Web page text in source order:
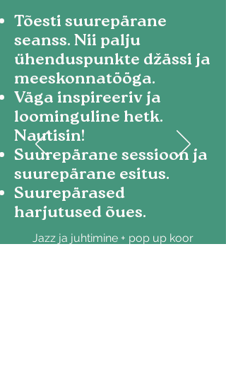
Tõesti suurepärane
seanss. Nii palju
ühenduspunkte džässi ja
meeskonnatööga.
Väga inspireeriv ja
loominguline hetk.
Nautisin!
Suurepärane sessioon ja
suurepärane esitus.
Suurepärased
harjutused õues.
Jazz ja juhtimine + pop up koor